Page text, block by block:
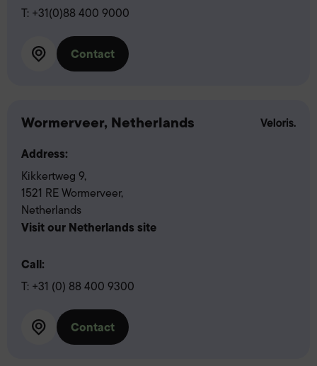
T: +31(0)88 400 9000
Contact
Wormerveer, Netherlands
Address:
Kikkertweg 9,
1521 RE Wormerveer,
Netherlands
Visit our Netherlands site
Call:
T: +31 (0) 88 400 9300
Contact